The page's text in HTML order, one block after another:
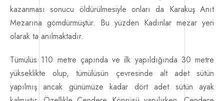
kazanması sonucu öldürülmesiyle onları da Karakuş Anıt
Mezarına gömdürmüştür. Bu yüzden Kadınlar mezar yeri
olarak ta anılmaktadır.
Tümülüs 110 metre çapında ve ilk yapıldığında 30 metre
yükseklikte olup, tümülüsün çevresinde alt adet sütün
yapılmış ancak günümüze kadar dört adet sütün ayak